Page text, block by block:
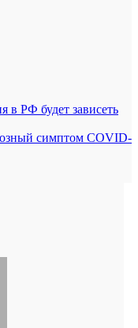
в РФ будет зависеть
симптом COVID-